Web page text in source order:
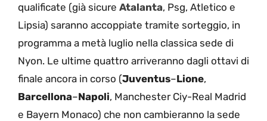
qualificate (già sicure Atalanta, Psg, Atletico e
Lipsia) saranno accoppiate tramite sorteggio, in
programma a metà luglio nella classica sede di
Nyon. Le ultime quattro arriveranno dagli ottavi di
finale ancora in corso (Juventus–Lione,
Barcellona–Napoli, Manchester Ciy-Real Madrid
e Bayern Monaco) che non cambieranno la sede